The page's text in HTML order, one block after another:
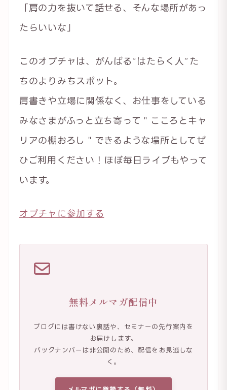
「肩の力を抜いて話せる、そんな場所があっ
たらいいな」
このオプチャは、がんばる“はたらく人”た
ちのよりみちスポット。
肩書きや立場に関係なく、お仕事をしている
みなさまがふっと立ち寄って＂こころとキャ
リアの棚おろし＂できるような場所としてぜ
ひご利用ください！ほぼ毎日ライブもやって
います。
オプチャに参加する
無料メルマガ配信中
ブログには書けない裏話や、セミナーの先行案内を
お届けします。
バックナンバーは非公開のため、配信をお見逃しな
く。